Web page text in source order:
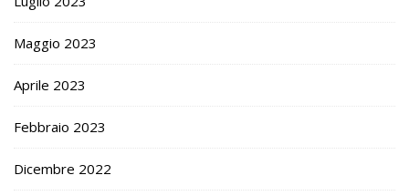
Maggio 2023
Aprile 2023
Febbraio 2023
Dicembre 2022